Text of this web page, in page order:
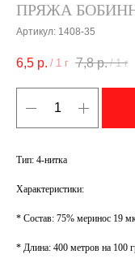
ПРЯЖА
Артикул: 1408-35
6,5 р. / 1 г 7,8 р. / 1 г
Тип: 4-нитка
Характеристики:
* Состав: 75% меринос 19
* Длина: 400 метров на 100